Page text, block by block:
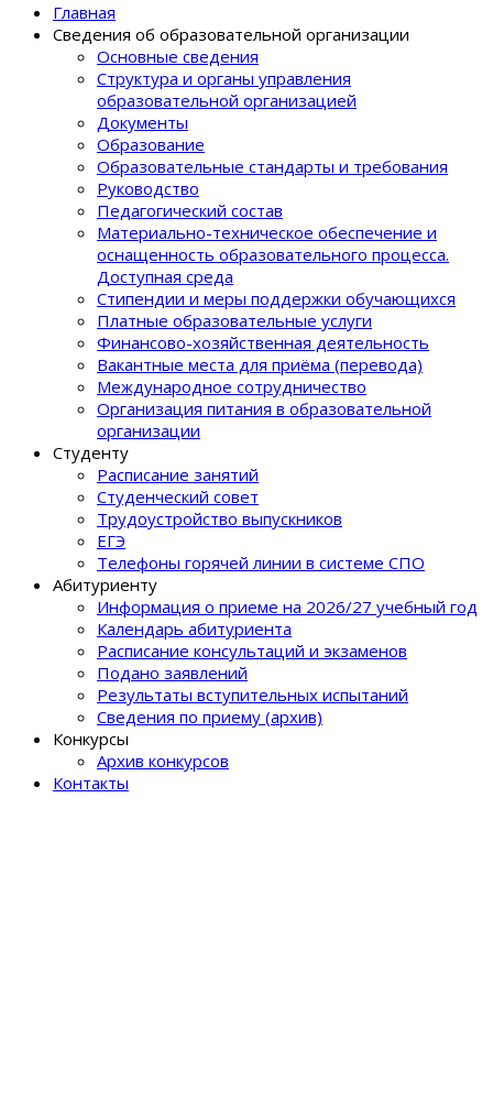
Главная
Сведения об образовательной организации
Основные сведения
Структура и органы управления
образовательной организацией
Документы
Образование
Образовательные стандарты и требования
Руководство
Педагогический состав
Материально-техническое обеспечение и
оснащенность образовательного процеcса.
Доступная среда
Стипендии и меры поддержки обучающихся
Платные образовательные услуги
Финансово-хозяйственная деятельность
Вакантные места для приёма (перевода)
Международное сотрудничество
Организация питания в образовательной
организации
Студенту
Расписание занятий
Студенческий совет
Трудоустройство выпускников
ЕГЭ
Телефоны горячей линии в системе СПО
Абитуриенту
Информация о приеме на 2026/27 учебный год
Календарь абитуриента
Расписание консультаций и экзаменов
Подано заявлений
Результаты вступительных испытаний
Сведения по приему (архив)
Конкурсы
Архив конкурсов
Контакты